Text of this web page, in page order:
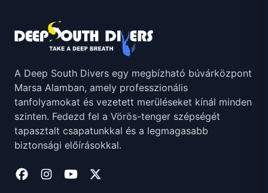
A Deep South Divers egy megbízható búvárközpont
Marsa Alamban, amely professzionális
tanfolyamokat és vezetett merüléseket kínál minden
szinten. Fedezd fel a Vörös-tenger szépségét
tapasztalt csapatunkkal és a legmagasabb
biztonsági előírásokkal.